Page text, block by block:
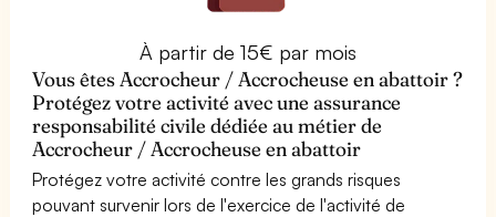
À partir de 15€ par mois
Vous êtes Accrocheur / Accrocheuse en abattoir ?
Protégez votre activité avec une assurance
responsabilité civile dédiée au métier de
Accrocheur / Accrocheuse en abattoir
Protégez votre activité contre les grands risques
pouvant survenir lors de l'exercice de l'activité de